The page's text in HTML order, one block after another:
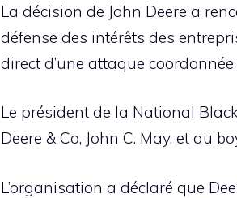
La décision de John Deere a
défense des intérêts des
direct d’une attaque
Le président de la National
Deere & Co, John C. May, et au
L’organisation a déclaré que